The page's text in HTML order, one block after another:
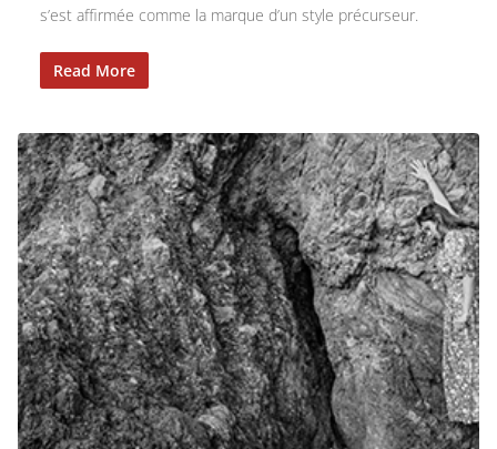
s’est affirmée comme la marque d’un style précurseur.
Read More